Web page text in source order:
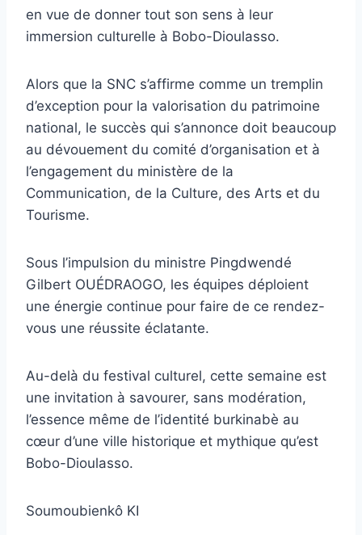
en vue de donner tout son sens à leur
immersion culturelle à Bobo-Dioulasso.
Alors que la SNC s’affirme comme un tremplin
d’exception pour la valorisation du patrimoine
national, le succès qui s’annonce doit beaucoup
au dévouement du comité d’organisation et à
l’engagement du ministère de la
Communication, de la Culture, des Arts et du
Tourisme.
Sous l’impulsion du ministre Pingdwendé
Gilbert OUÉDRAOGO, les équipes déploient
une énergie continue pour faire de ce rendez-
vous une réussite éclatante.
Au-delà du festival culturel, cette semaine est
une invitation à savourer, sans modération,
l’essence même de l’identité burkinabè au
cœur d’une ville historique et mythique qu’est
Bobo-Dioulasso.
Soumoubienkô KI